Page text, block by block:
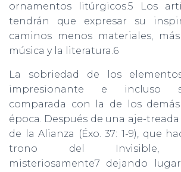
ornamentos litúrgicos.5 Los
tendrán que expresar su
caminos menos materiales,
música y la literatura.6
La sobriedad de los
impresionante e incluso
comparada con la de los
época. Después de una aje-
de la Alianza (Éxo. 37: 1-9), que
trono del Invisible,
misteriosamente7 dejando